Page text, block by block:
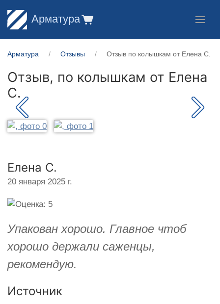
Арматура
Арматура Отзывы Отзыв по колышкам от Елена С.
Отзыв, по колышкам от Елена
С.
Елена С.
20 января 2025 г.
Упакован хорошо. Главное чтоб
хорошо держали саженцы,
рекомендую.
Источник